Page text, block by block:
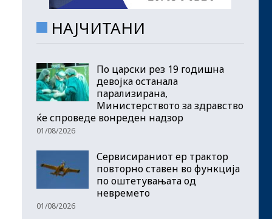
НАЈЧИТАНИ
По царски рез 19 годишна
девојка останала
парализирана,
Министерството за здравство
ќе спроведе вонреден надзор
01/08/2026
Сервисираниот ер трактор
повторно ставен во функција
по оштетувањата од
невремето
01/08/2026